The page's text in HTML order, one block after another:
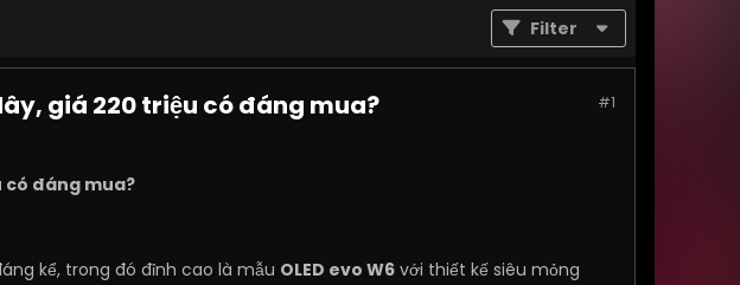
Filter
#1
giá 220 triệu có đáng mua?
có đáng mua?
kể, trong đó đỉnh cao là mẫu OLED evo W6 với thiết kế siêu mỏng